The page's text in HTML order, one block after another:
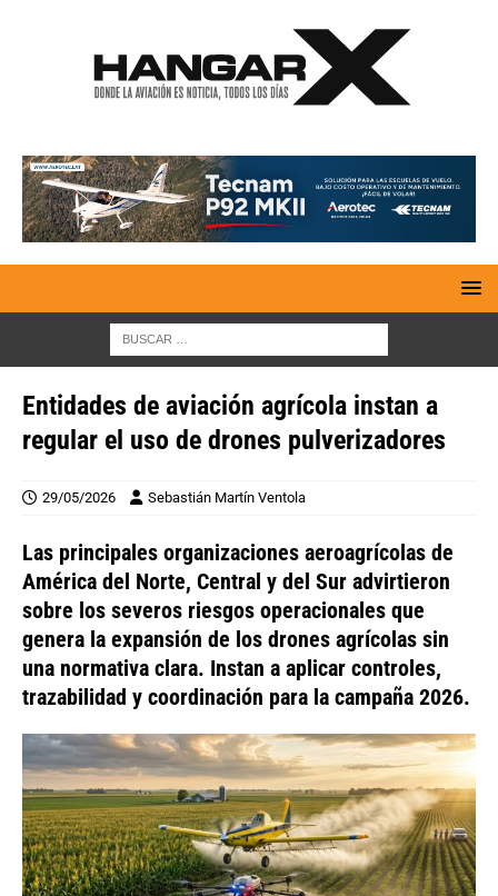
Entidades de aviación agrícola instan a
regular el uso de drones pulverizadores
29/05/2026 Sebastián Martín Ventola
Las principales organizaciones aeroagrícolas de
América del Norte, Central y del Sur advirtieron
sobre los severos riesgos operacionales que
genera la expansión de los drones agrícolas sin
una normativa clara. Instan a aplicar controles,
trazabilidad y coordinación para la campaña 2026.